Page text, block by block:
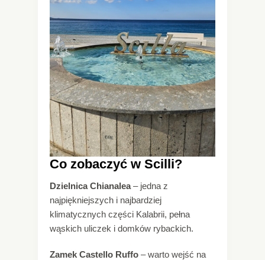
Co zobaczyć w Scilli?
Dzielnica Chianalea– jedna z
najpiękniejszych i najbardziej
klimatycznych części Kalabrii, pełna
wąskich uliczek i domków rybackich.
Zamek Castello Ruffo – warto wejść na